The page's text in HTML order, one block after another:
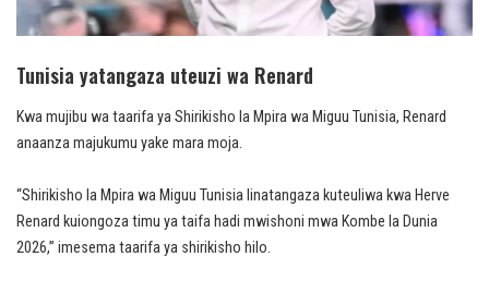
Tunisia yatangaza uteuzi wa Renard
Kwa mujibu wa taarifa ya Shirikisho la Mpira wa Miguu Tunisia, Renard
anaanza majukumu yake mara moja.
“Shirikisho la Mpira wa Miguu Tunisia linatangaza kuteuliwa kwa Herve
Renard kuiongoza timu ya taifa hadi mwishoni mwa Kombe la Dunia
2026,” imesema taarifa ya shirikisho hilo.